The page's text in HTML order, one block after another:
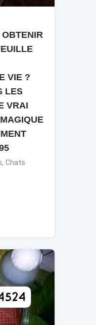
VIE ?
LES
VRAI
, Chats